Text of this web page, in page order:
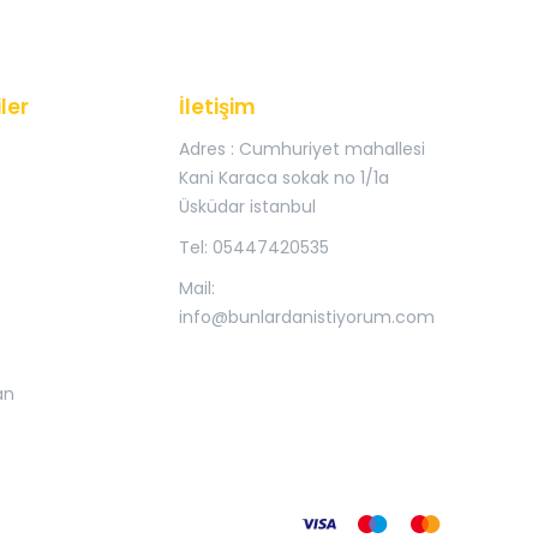
İletişim
Adres : Cumhuriyet mahallesi
Kani Karaca sokak no 1/1a
Üsküdar istanbul
Tel: 05447420535
Mail:
info@bunlardanistiyorum.com